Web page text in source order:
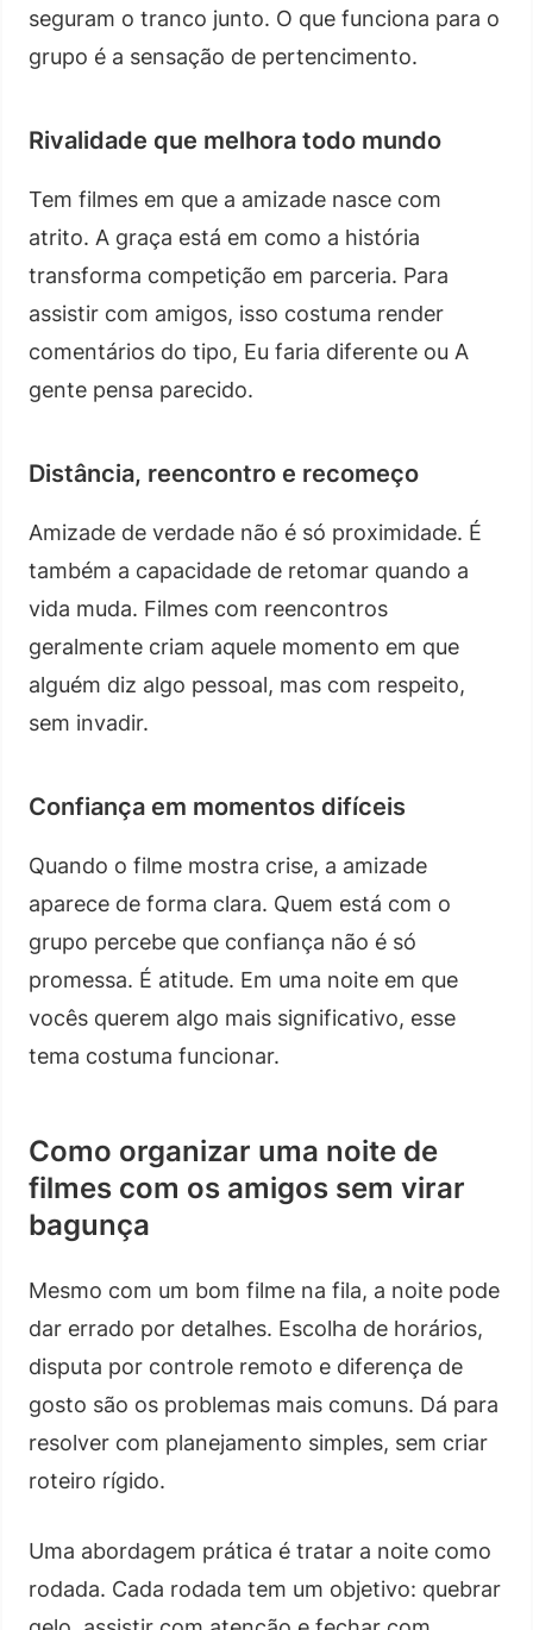
seguram o tranco junto. O que funciona para o
grupo é a sensação de pertencimento.
Rivalidade que melhora todo mundo
Tem filmes em que a amizade nasce com
atrito. A graça está em como a história
transforma competição em parceria. Para
assistir com amigos, isso costuma render
comentários do tipo, Eu faria diferente ou A
gente pensa parecido.
Distância, reencontro e recomeço
Amizade de verdade não é só proximidade. É
também a capacidade de retomar quando a
vida muda. Filmes com reencontros
geralmente criam aquele momento em que
alguém diz algo pessoal, mas com respeito,
sem invadir.
Confiança em momentos difíceis
Quando o filme mostra crise, a amizade
aparece de forma clara. Quem está com o
grupo percebe que confiança não é só
promessa. É atitude. Em uma noite em que
vocês querem algo mais significativo, esse
tema costuma funcionar.
Como organizar uma noite de
filmes com os amigos sem virar
bagunça
Mesmo com um bom filme na fila, a noite pode
dar errado por detalhes. Escolha de horários,
disputa por controle remoto e diferença de
gosto são os problemas mais comuns. Dá para
resolver com planejamento simples, sem criar
roteiro rígido.
Uma abordagem prática é tratar a noite como
rodada. Cada rodada tem um objetivo: quebrar